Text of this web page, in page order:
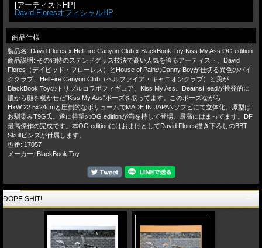
[アーティストHP]
David FloresオフィシャルHP
商品仕様
製品名: David Flores x HellFire Canyon Club x BlackBook Toy:Kiss My Ass OG edition
商品説明: その独特のステンドグラス技法で高い人気を誇るアーティスト、David
Flores（デイビッド・フローレス）とHouse of PainのDanny Boyが仕切る異色のバイ
ククラブ、HellFire Canyon Club（ヘルファイア・キャニオンクラブ）と我が
BlackBook Toyのトリプルコラボフィギュア、Kiss My Ass。DeathsHeadが挑発的に
股から顔を覗かせた"Kiss My Ass"ポーズを取ってます。このポーズながら
HxW:22.5x24cmと圧倒的なボリュームでMADE IN JAPANソフビにて立体化。原型は
お馴染みT9G氏。遂に待望のOG editionが満を持して登場。最高にはまってます。DF
最高傑作の完成です。本OG editionにはおまけとしてDavid Flores描き下ろしのBBT
Skullピンズが付属します。
型番: 17057
メーカー: BlackBook Toy
DOPE SHIT!